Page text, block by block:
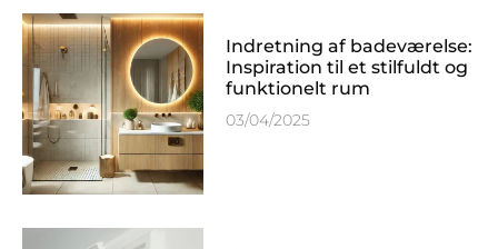
Indretning af badeværelse:
Inspiration til et stilfuldt og
funktionelt rum
03/04/2025